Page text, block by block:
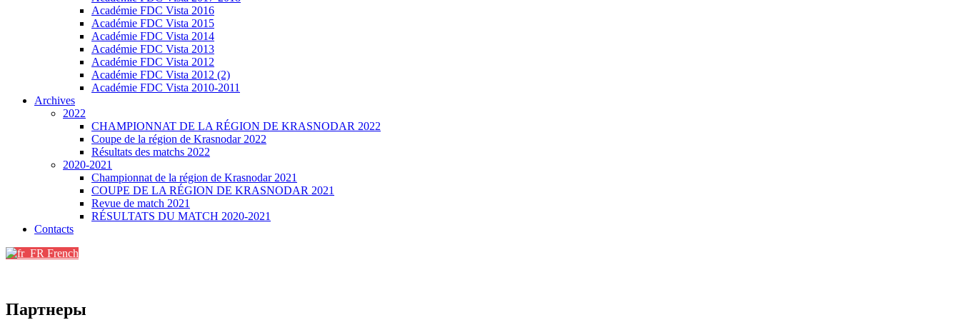
Académie FDC Vista 2016
Académie FDC Vista 2015
Académie FDC Vista 2014
Académie FDC Vista 2013
Académie FDC Vista 2012
Académie FDC Vista 2012 (2)
Académie FDC Vista 2010-2011
Archives
2022
CHAMPIONNAT DE LA RÉGION DE KRASNODAR 2022
Coupe de la région de Krasnodar 2022
Résultats des matchs 2022
2020-2021
Championnat de la région de Krasnodar 2021
COUPE DE LA RÉGION DE KRASNODAR 2021
Revue de match 2021
RÉSULTATS DU MATCH 2020-2021
Contacts
French
Партнеры